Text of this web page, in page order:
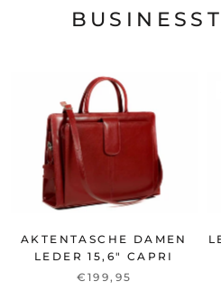
AKTENTASCHE DAMEN
LEDER 15,6" CAPRI
€199,95